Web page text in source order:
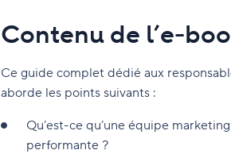
Contenu de l’e-
Ce guide complet dédié aux
aborde les points suivants :
Qu’est-ce qu’une équipe
performante ?